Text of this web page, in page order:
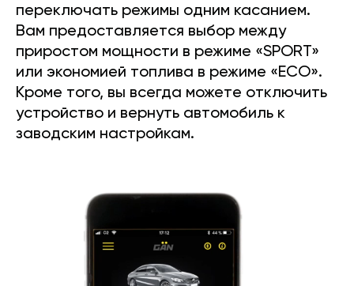
переключать режимы одним касанием.
Вам предоставляется выбор между
приростом мощности в режиме «SPORT»
или экономией топлива в режиме «ECO».
Кроме того, вы всегда можете отключить
устройство и вернуть автомобиль к
заводским настройкам.